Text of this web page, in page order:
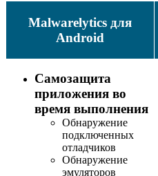
Malwarelytics для
Android
Самозащита
приложения во
время выполнения
Обнаружение
подключенных
отладчиков
Обнаружение
эмуляторов